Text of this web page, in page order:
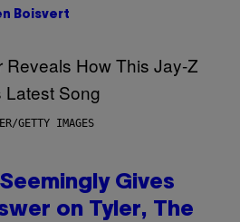
Boisvert
GETTY IMAGES
Gives
on Tyler, The